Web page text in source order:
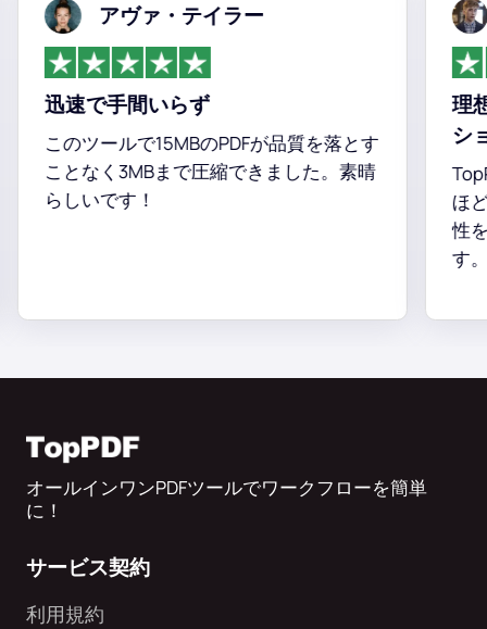
アヴァ・テイラー
迅速で手間いらず
このツールで15MBのPDFが品質を落とす
ことなく3MBまで圧縮できました。素晴
らしいです！
理
ショ
ほど
性を
す。
オールインワンPDFツールでワークフローを簡単
に！
サービス契約
利用規約